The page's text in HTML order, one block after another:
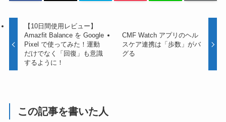
【10日間使用レビュー】
Amazfit Balance を Google
Pixel で使ってみた！運動
だけでなく「回復」も意識
するように！
CMF Watch アプリのヘル
スケア連携は「歩数」がバ
グる
この記事を書いた人